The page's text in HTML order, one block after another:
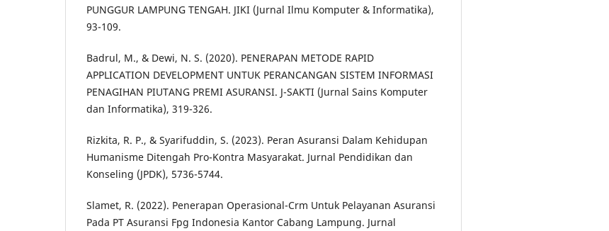
PUNGGUR LAMPUNG TENGAH. JIKI (Jurnal Ilmu Komputer & Informatika),
93-109.
Badrul, M., & Dewi, N. S. (2020). PENERAPAN METODE RAPID
APPLICATION DEVELOPMENT UNTUK PERANCANGAN SISTEM INFORMASI
PENAGIHAN PIUTANG PREMI ASURANSI. J-SAKTI (Jurnal Sains Komputer
dan Informatika), 319-326.
Rizkita, R. P., & Syarifuddin, S. (2023). Peran Asuransi Dalam Kehidupan
Humanisme Ditengah Pro-Kontra Masyarakat. Jurnal Pendidikan dan
Konseling (JPDK), 5736-5744.
Slamet, R. (2022). Penerapan Operasional-Crm Untuk Pelayanan Asuransi
Pada PT Asuransi Fpg Indonesia Kantor Cabang Lampung. Jurnal